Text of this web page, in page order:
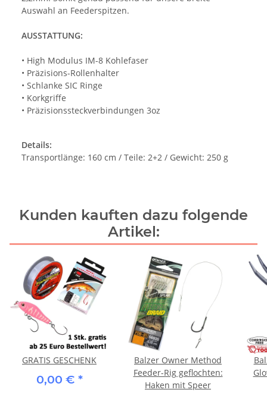
Auswahl an Feederspitzen.
AUSSTATTUNG:
• High Modulus IM-8 Kohlefaser
• Präzisions-Rollenhalter
• Schlanke SIC Ringe
• Korkgriffe
• Präzisionssteckverbindungen 3oz
Details:
Transportlänge: 160 cm / Teile: 2+2 / Gewicht: 250 g
Kunden kauften dazu folgende
Artikel:
GRATIS GESCHENK
0,00 € *
Balzer Owner Method
Feeder-Rig geflochten:
Haken mit Speer